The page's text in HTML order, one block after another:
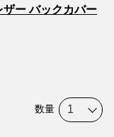
ー バックカバー
数量